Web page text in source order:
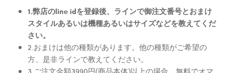
1.弊店のline idを登録後、ラインで御注文番号とおまけ
スタイルあるいは機種あるいはサイズなどを教えてくだ
さい。
2.おまけは他の種類があります。他の種類がご希望の
方、是非ラインで教えてください。